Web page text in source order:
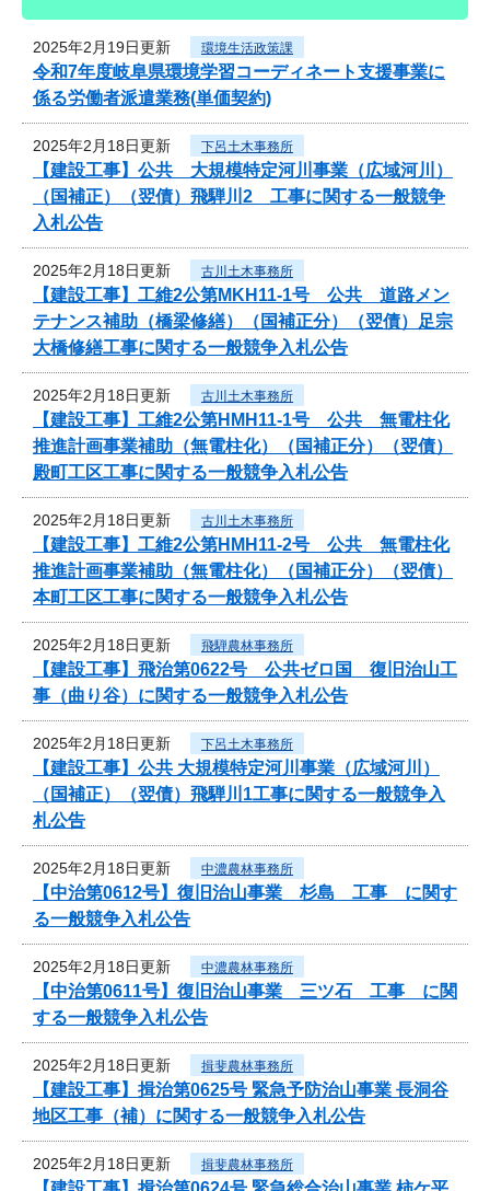
2025年2月19日更新 環境生活政策課
令和7年度岐阜県環境学習コーディネート支援事業に
係る労働者派遣業務(単価契約)
2025年2月18日更新 下呂土木事務所
【建設工事】公共 大規模特定河川事業（広域河川）
（国補正）（翌債）飛騨川2 工事に関する一般競争
入札公告
2025年2月18日更新 古川土木事務所
【建設工事】工維2公第MKH11-1号 公共 道路メン
テナンス補助（橋梁修繕）（国補正分）（翌債）足宗
大橋修繕工事に関する一般競争入札公告
2025年2月18日更新 古川土木事務所
【建設工事】工維2公第HMH11-1号 公共 無電柱化
推進計画事業補助（無電柱化）（国補正分）（翌債）
殿町工区工事に関する一般競争入札公告
2025年2月18日更新 古川土木事務所
【建設工事】工維2公第HMH11-2号 公共 無電柱化
推進計画事業補助（無電柱化）（国補正分）（翌債）
本町工区工事に関する一般競争入札公告
2025年2月18日更新 飛騨農林事務所
【建設工事】飛治第0622号 公共ゼロ国 復旧治山工
事（曲り谷）に関する一般競争入札公告
2025年2月18日更新 下呂土木事務所
【建設工事】公共 大規模特定河川事業（広域河川）
（国補正）（翌債）飛騨川1工事に関する一般競争入
札公告
2025年2月18日更新 中濃農林事務所
【中治第0612号】復旧治山事業 杉島 工事 に関す
る一般競争入札公告
2025年2月18日更新 中濃農林事務所
【中治第0611号】復旧治山事業 三ツ石 工事 に関
する一般競争入札公告
2025年2月18日更新 揖斐農林事務所
【建設工事】揖治第0625号 緊急予防治山事業 長洞谷
地区工事（補）に関する一般競争入札公告
2025年2月18日更新 揖斐農林事務所